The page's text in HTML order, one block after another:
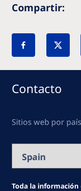
Compartir:
Contacto
Sitios web por país
Toda la información